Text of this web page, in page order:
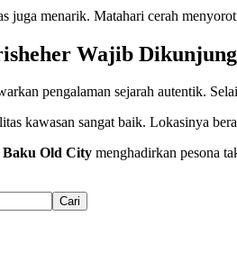
juga menarik. Matahari cerah
Wajib
pengalaman sejarah autentik.
kawasan sangat baik. Lokasinya
Baku Old City menghadirkan pesona
Cari